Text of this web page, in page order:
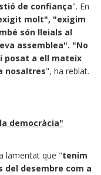
de confiança". En
molt", "exigim
són lleials al
assemblea". "No
posat a ell mateix
nosaltres", ha reblat.
democràcia"
lamentat que "tenim
del desembre com a